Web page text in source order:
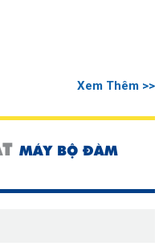
Xem Thêm >>
MÁY BỘ ĐÀM